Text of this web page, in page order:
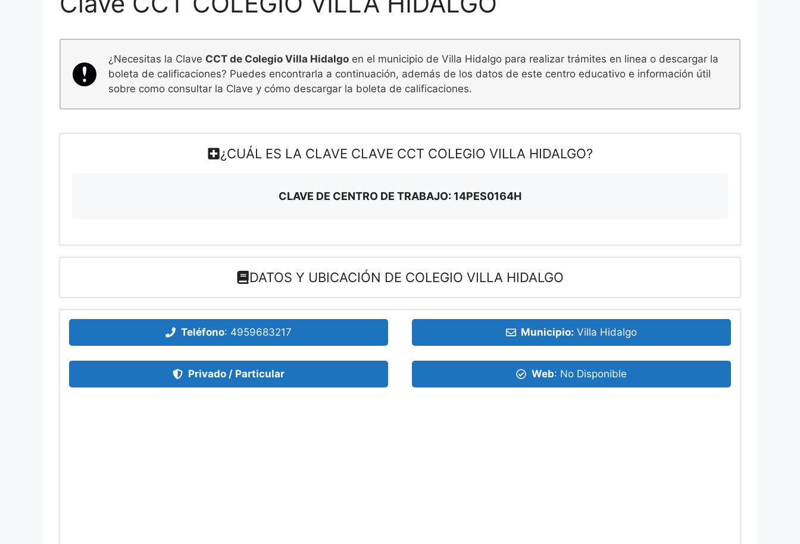
¿Necesitas la Clave CCT de Colegio Villa Hidalgo en el municipio de Villa Hidalgo para realizar trámites en linea o descargar la
boleta de calificaciones? Puedes encontrarla a continuación, además de los datos de este centro educativo e información útil
sobre como consultar la Clave y cómo descargar la boleta de calificaciones.
¿CUÁL ES LA CLAVE CLAVE CCT COLEGIO VILLA HIDALGO?
CLAVE DE CENTRO DE TRABAJO: 14PES0164H
DATOS Y UBICACIÓN DE COLEGIO VILLA HIDALGO
Teléfono: 4959683217 Municipio: Villa Hidalgo
Privado / Particular Web: No Disponible